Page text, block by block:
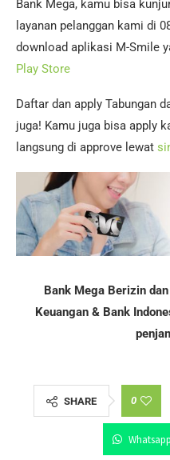
Bank Mega, kamu bisa
layanan pelanggan kami di
download aplikasi M-Smile
Play Store
Daftar dan apply Tabungan
juga! Kamu juga bisa apply
langsung di approve lewat
Bank Mega Berizin
Keuangan & Bank
SHARE 0
Whatsapp